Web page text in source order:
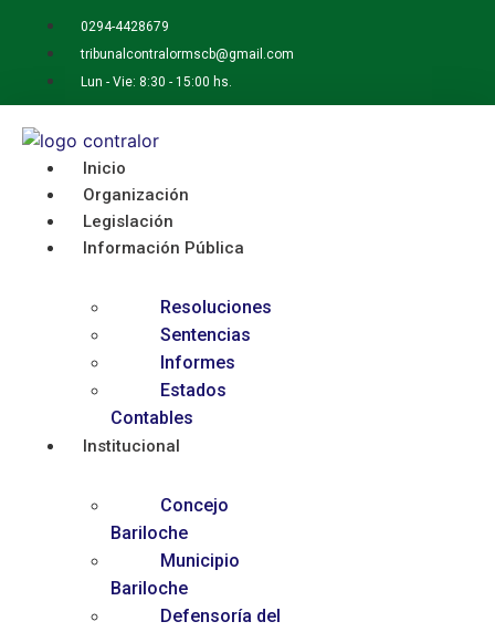
contenido
0294-4428679
tribunalcontralormscb@gmail.com
Lun - Vie: 8:30 - 15:00 hs.
Inicio
Organización
Legislación
Información Pública
Resoluciones
Sentencias
Informes
Estados
Contables
Institucional
Concejo
Bariloche
Municipio
Bariloche
Defensoría del